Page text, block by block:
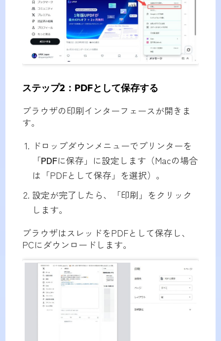
ステップ2：PDFとして保存する
ブラウザの印刷インターフェースが開きま
す。
ドロップダウンメニューでプリンターを
「PDFに保存」に設定します（Macの場合
は「PDFとして保存」を選択）。
設定が完了したら、「印刷」をクリック
します。
ブラウザはスレッドをPDFとして保存し、
PCにダウンロードします。